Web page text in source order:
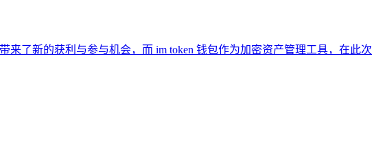
了新的获利与参与机会，而 im token 钱包作为加密资产管理工具，在此次